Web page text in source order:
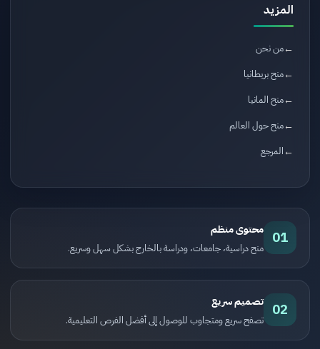
المزيد
من نحن
منح بريطانيا
منح المانيا
منح حول العالم
المرجع
01 محتوى منظم
منح دراسية، جامعات، ودراسة بالخارج بشكل سهل وسريع.
02 تصميم سريع
تصفح سريع ومتجاوب للوصول إلى أفضل الفرص التعليمية.